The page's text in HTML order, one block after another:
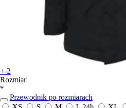
+-2
Rozmiar
*
Przewodnik po rozmiarach